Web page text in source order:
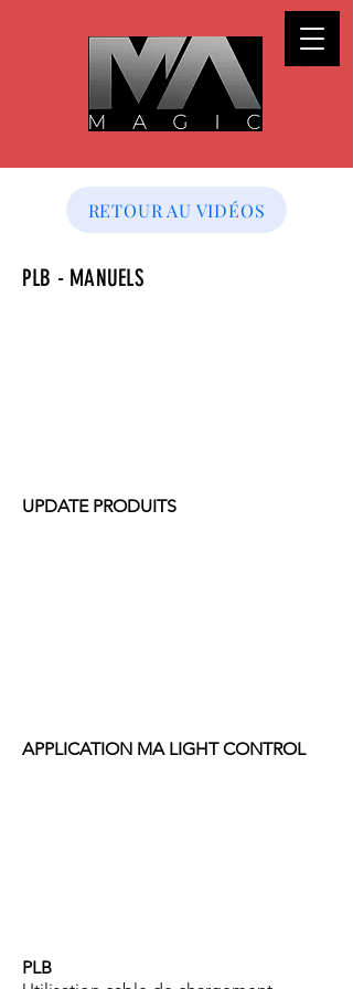
RETOUR AU VIDÉOS
PLB - MANUELS
UPDATE PRODUITS
APPLICATION MA LIGHT CONTROL
PLB